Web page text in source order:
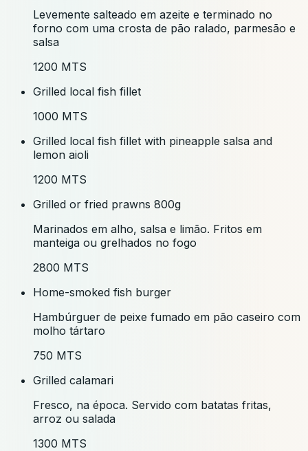
Levemente salteado em azeite e terminado no
forno com uma crosta de pão ralado, parmesão e
salsa
1200 MTS
Grilled local fish fillet
1000 MTS
Grilled local fish fillet with pineapple salsa and
lemon aioli
1200 MTS
Grilled or fried prawns 800g
Marinados em alho, salsa e limão. Fritos em
manteiga ou grelhados no fogo
2800 MTS
Home-smoked fish burger
Hambúrguer de peixe fumado em pão caseiro com
molho tártaro
750 MTS
Grilled calamari
Fresco, na época. Servido com batatas fritas,
arroz ou salada
1300 MTS